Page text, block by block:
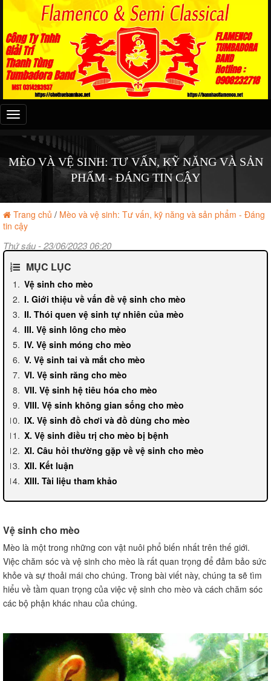
Đây
là
menu
MÈO VÀ VỆ SINH: TƯ VẤN, KỸ NĂNG VÀ SẢN
PHẨM - ĐÁNG TIN CẬY
Trang chủ / Mèo và vệ sinh: Tư vấn, kỹ năng và sản phẩm - Đáng
tin cậy
Thứ sáu - 23/06/2023 06:20
MỤC LỤC
Vệ sinh cho mèo
I. Giới thiệu về vấn đề vệ sinh cho mèo
II. Thói quen vệ sinh tự nhiên của mèo
III. Vệ sinh lông cho mèo
IV. Vệ sinh móng cho mèo
V. Vệ sinh tai và mắt cho mèo
VI. Vệ sinh răng cho mèo
VII. Vệ sinh hệ tiêu hóa cho mèo
VIII. Vệ sinh không gian sống cho mèo
IX. Vệ sinh đồ chơi và đồ dùng cho mèo
X. Vệ sinh điều trị cho mèo bị bệnh
XI. Câu hỏi thường gặp về vệ sinh cho mèo
XII. Kết luận
XIII. Tài liệu tham khảo
Vệ sinh cho mèo
Mèo là một trong những con vật nuôi phổ biến nhất trên thế giới.
Việc chăm sóc và vệ sinh cho mèo là rất quan trọng để đảm bảo sức
khỏe và sự thoải mái cho chúng. Trong bài viết này, chúng ta sẽ tìm
hiểu về tầm quan trọng của việc vệ sinh cho mèo và cách chăm sóc
các bộ phận khác nhau của chúng.